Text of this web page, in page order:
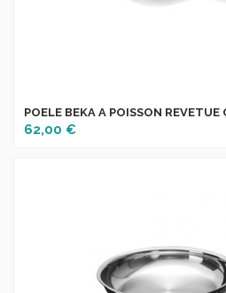
POELE BEKA A POISSON REVETUE
62,00 €